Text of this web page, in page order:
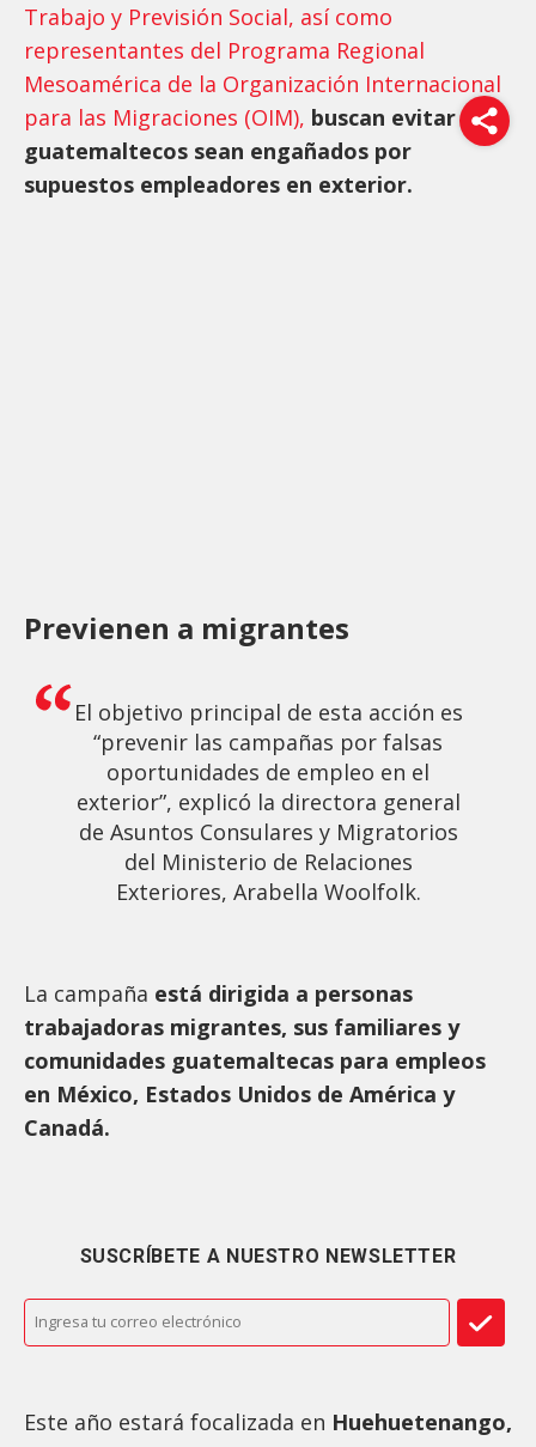
Trabajo y Previsión Social, así como
representantes del Programa Regional
Mesoamérica de la Organización Internacional
para las Migraciones (OIM), buscan evitar que
guatemaltecos sean engañados por
supuestos empleadores en exterior.
Previenen a migrantes
El objetivo principal de esta acción es
“prevenir las campañas por falsas
oportunidades de empleo en el
exterior”, explicó la directora general
de Asuntos Consulares y Migratorios
del Ministerio de Relaciones
Exteriores, Arabella Woolfolk.
La campaña está dirigida a personas
trabajadoras migrantes, sus familiares y
comunidades guatemaltecas para empleos
en México, Estados Unidos de América y
Canadá.
SUSCRÍBETE A NUESTRO NEWSLETTER
Este año estará focalizada en Huehuetenango,